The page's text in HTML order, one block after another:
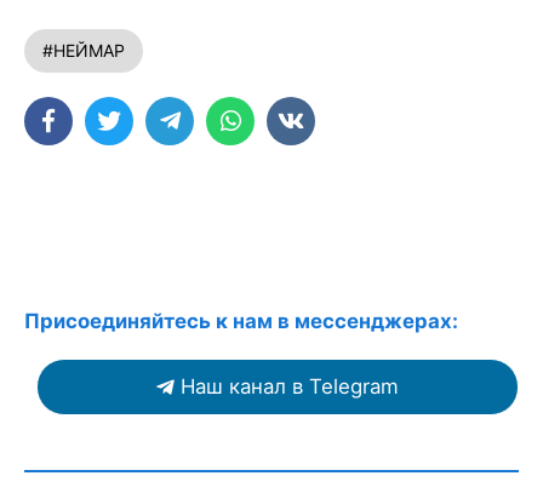
#НЕЙМАР
Присоединяйтесь к нам в мессенджерах:
Наш канал в Telegram